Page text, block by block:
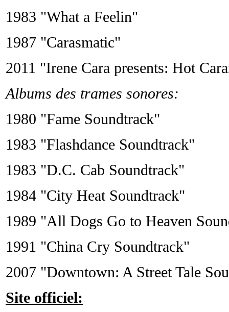
1983 "What a Feelin"
1987 "Carasmatic"
2011 "Irene Cara presents: Hot
Albums des trames sonores:
1980 "Fame Soundtrack"
1983 "Flashdance Soundtrack"
1983 "D.C. Cab Soundtrack"
1984 "City Heat Soundtrack"
1989 "All Dogs Go to Heaven
1991 "China Cry Soundtrack"
2007 "Downtown: A Street Tale
Site officiel: